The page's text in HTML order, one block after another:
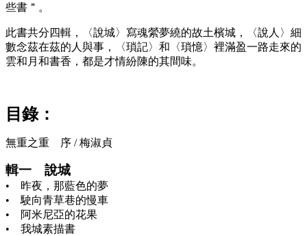
些書＂。
此書共分四輯，〈說城〉寫魂縈夢繞的故土檳城，〈說人〉細
數念茲在茲的人與事，〈瑣記〉和〈瑣憶〉裡滿盈一路走來的
雲和月和書香，都是才情紛陳的其間味。
目錄：
無重之重 序 / 梅淑貞
輯一 說城
• 昨夜，那藍色的夢
• 駛向青草巷的慢車
• 阿米尼亞的花果
• 我城素描書